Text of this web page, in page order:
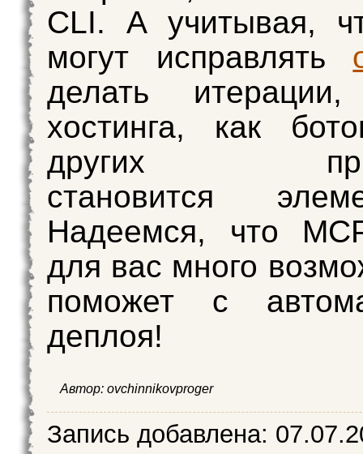
CLI. А учитывая,
могут исправлять
делать
хостинга, как
других
становится
Надеемся, что
для вас много
поможет с
деплоя!
Автор: ovchinnikovproger
Запись добавлена: